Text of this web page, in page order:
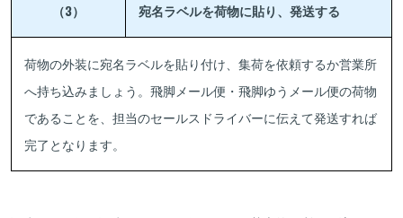
（3） 宛名ラベルを荷物に貼り、発送する
荷物の外装に宛名ラベルを貼り付け、集荷を依頼するか営業所
へ持ち込みましょう。飛脚メール便・飛脚ゆうメール便の荷物
であることを、担当のセールスドライバーに伝えて発送すれば
完了となります。